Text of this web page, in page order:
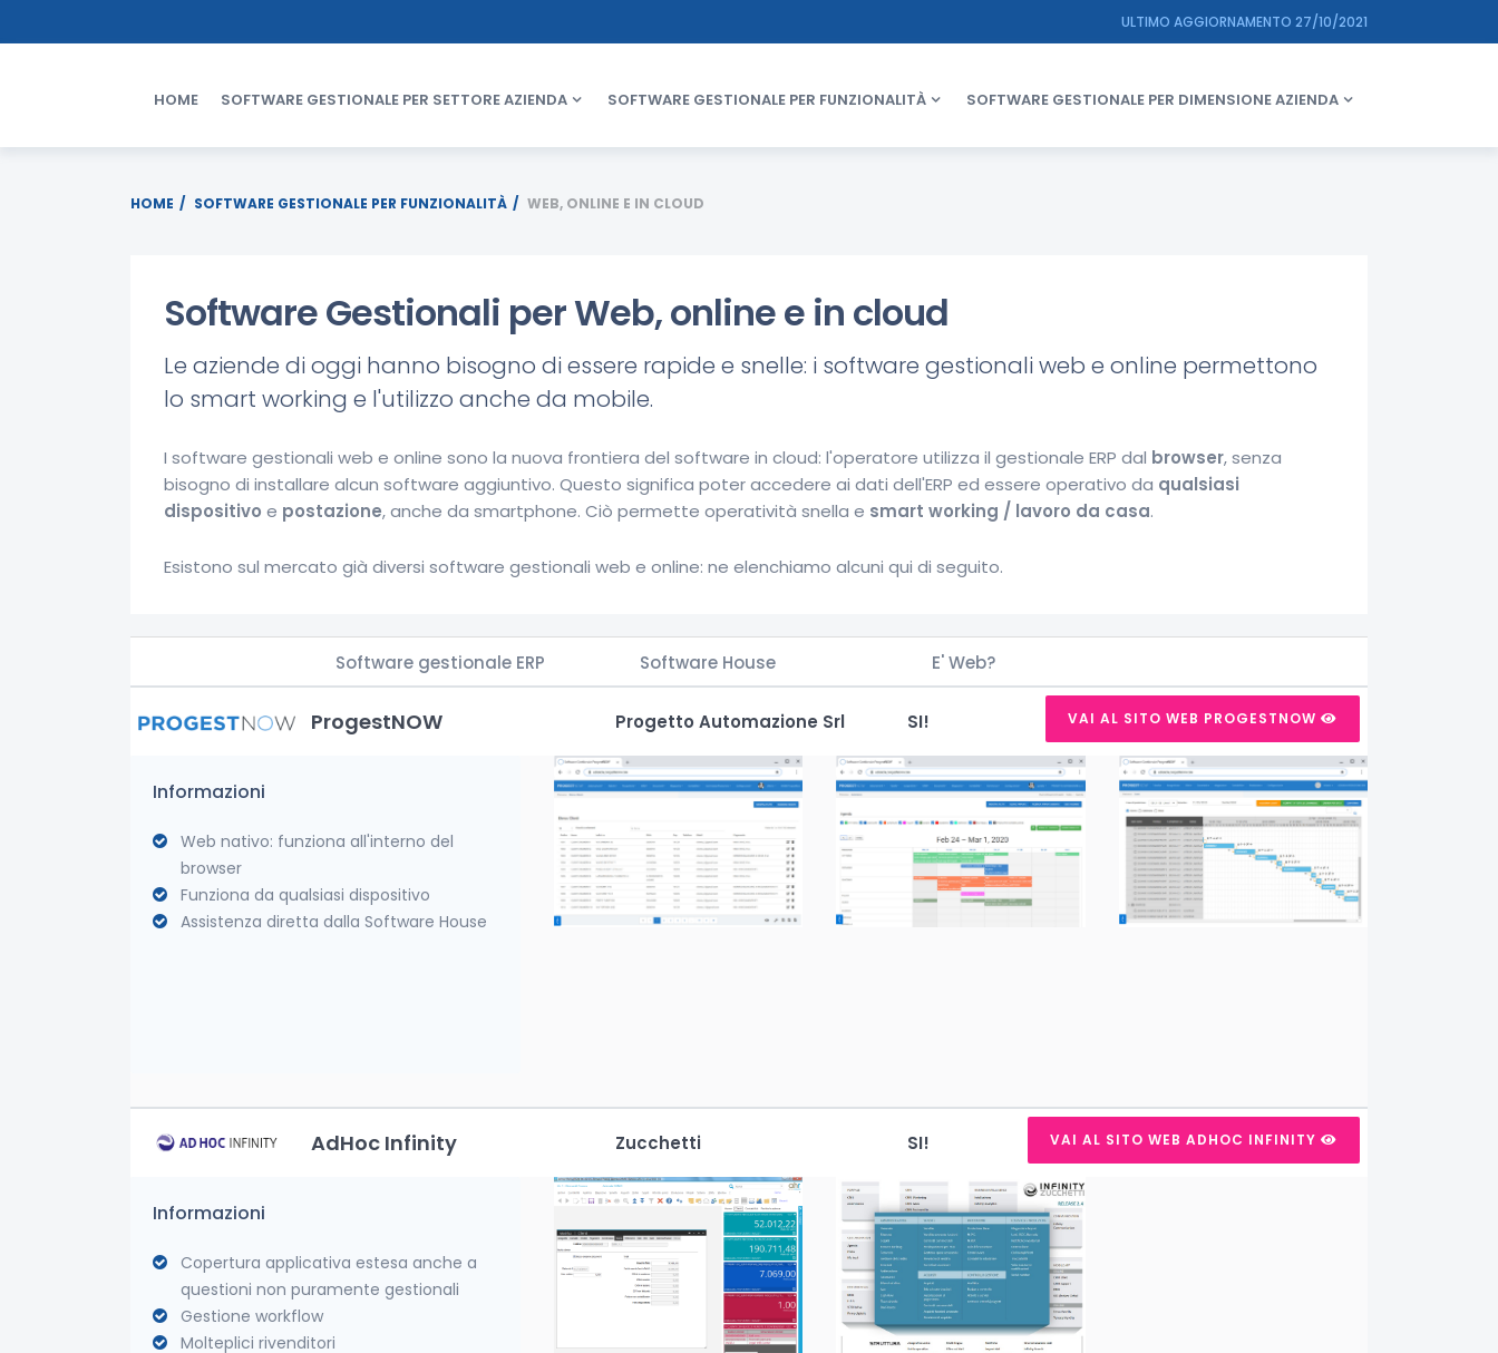
ULTIMO AGGIORNAMENTO 27/10/2021
HOME SOFTWARE GESTIONALE PER SETTORE AZIENDA SOFTWARE GESTIONALE PER FUNZIONALITÀ SOFTWARE GESTIONALE PER DIMENSIONE AZIENDA
HOME SOFTWARE GESTIONALE PER FUNZIONALITÀ WEB, ONLINE E IN CLOUD
Software Gestionali per Web, online e in cloud
Le aziende di oggi hanno bisogno di essere rapide e snelle: i software gestionali web e online permettono
lo smart working e l'utilizzo anche da mobile.
I software gestionali web e online sono la nuova frontiera del software in cloud: l'operatore utilizza il gestionale ERP dal browser, senza
bisogno di installare alcun software aggiuntivo. Questo significa poter accedere ai dati dell'ERP ed essere operativo da qualsiasi
dispositivo e postazione, anche da smartphone. Ciò permette operatività snella e smart working / lavoro da casa.
Esistono sul mercato già diversi software gestionali web e online: ne elenchiamo alcuni qui di seguito.
Software gestionale ERP Software House E' Web?
ProgestNOW Progetto Automazione Srl SI! VAI AL SITO WEB PROGESTNOW
Informazioni
Web nativo: funziona all'interno del
browser
Funziona da qualsiasi dispositivo
Assistenza diretta dalla Software House
AdHoc Infinity Zucchetti SI! VAI AL SITO WEB ADHOC INFINITY
Informazioni
Copertura applicativa estesa anche a
questioni non puramente gestionali
Gestione workflow
Molteplici rivenditori